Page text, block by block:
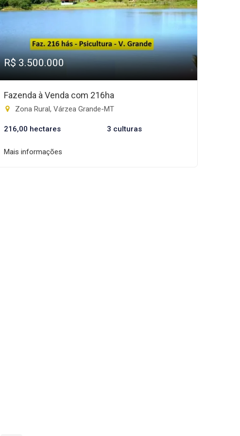
R$ 3.500.000
Fazenda à Venda com 216ha
Zona Rural, Várzea Grande-MT
216,00 hectares 3 culturas
Mais informações